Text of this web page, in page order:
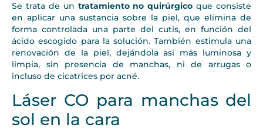
Se trata de un tratamiento no quirúrgico que consiste
en aplicar una sustancia sobre la piel, que elimina de
forma controlada una parte del cutis, en función del
ácido escogido para la solución. También estimula una
renovación de la piel, dejándola así más luminosa y
limpia, sin presencia de manchas, ni de arrugas o
incluso de cicatrices por acné.
Láser CO para manchas del
sol en la cara